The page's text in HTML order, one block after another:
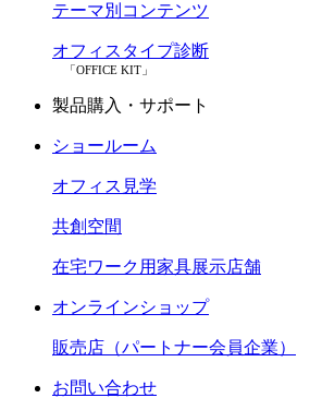
テーマ別コンテンツ
オフィスタイプ診断
「OFFICE KIT」
製品購入・サポート
ショールーム
オフィス見学
共創空間
在宅ワーク用家具展示店舗
オンラインショップ
販売店（パートナー会員企業）
お問い合わせ